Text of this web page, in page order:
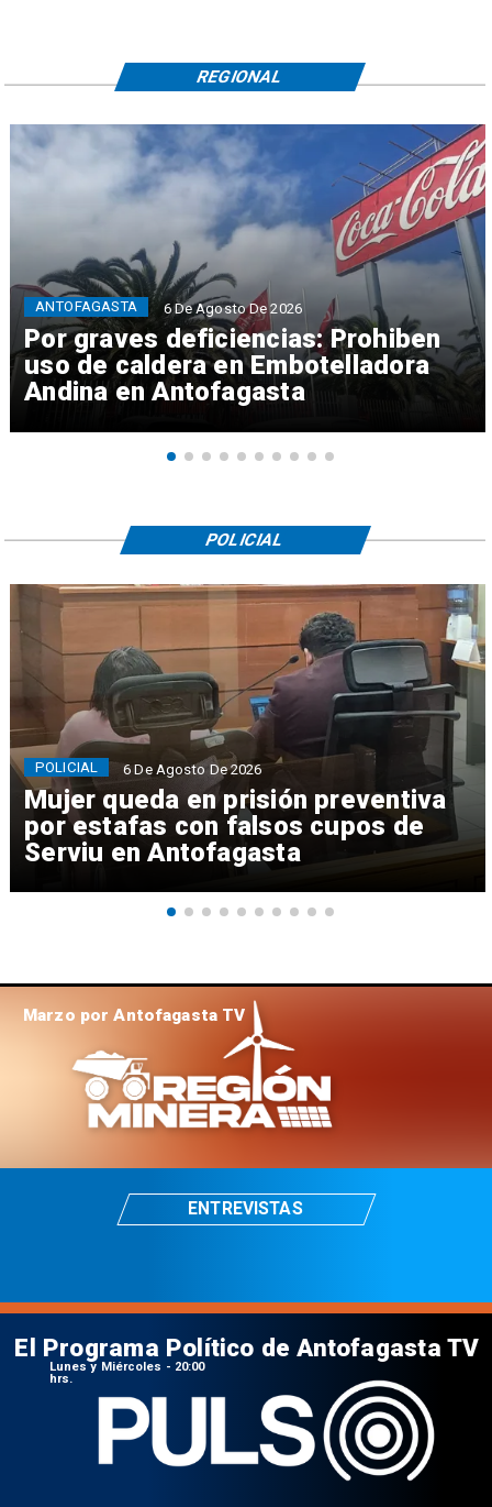
Por graves deficiencias: Prohiben
uso de caldera en Embotelladora
Andina en Antofagasta
ANTOFAGASTA 6 De Agosto De 2026
REGIONAL
Mujer queda en prisión preventiva
por estafas con falsos cupos de
Serviu en Antofagasta
POLICIAL 6 De Agosto De 2026
POLICIAL
Marzo por Antofagasta TV
ENTREVISTAS
El Programa Político de Antofagasta TV
Lunes y Miércoles - 20:00
hrs.